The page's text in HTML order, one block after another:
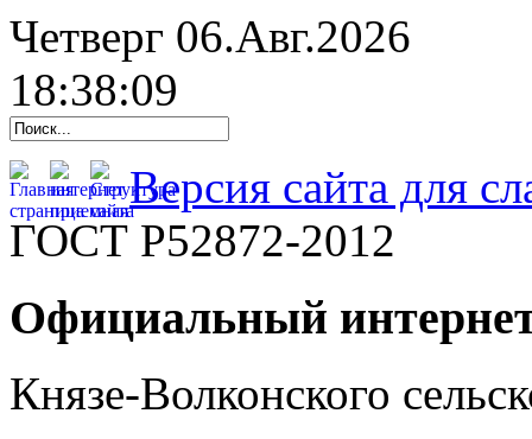
Четверг 06.Авг.2026
18:38:09
Версия сайта для
ГОСТ Р52872-2012
Официальный
Князе-Волконского